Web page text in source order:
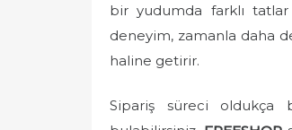
bir yudumda farklı
deneyim, zamanla daha
haline getirir.
Sipariş süreci oldukça